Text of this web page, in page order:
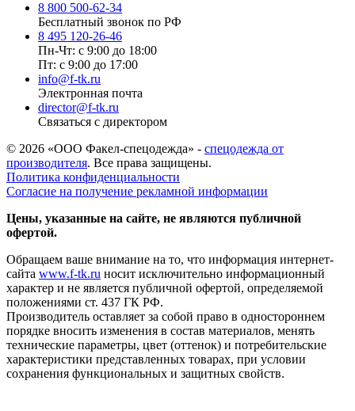
8 800 500-62-34
Бесплатный звонок по РФ
8 495 120-26-46
Пн-Чт: с 9:00 до 18:00
Пт: с 9:00 до 17:00
info@f-tk.ru
Электронная почта
director@f-tk.ru
Связаться с директором
© 2026 «ООО Факел-спецодежда» - спецодежда от
производителя. Все права защищены.
Политика конфиденциальности
Согласие на получение рекламной информации
Цены, указанные на сайте, не являются публичной
офертой.
Обращаем ваше внимание на то, что информация интернет-
сайта www.f-tk.ru носит исключительно информационный
характер и не является публичной офертой, определяемой
положениями ст. 437 ГК РФ.
Производитель оставляет за собой право в одностороннем
порядке вносить изменения в состав материалов, менять
технические параметры, цвет (оттенок) и потребительские
характеристики представленных товарах, при условии
сохранения функциональных и защитных свойств.